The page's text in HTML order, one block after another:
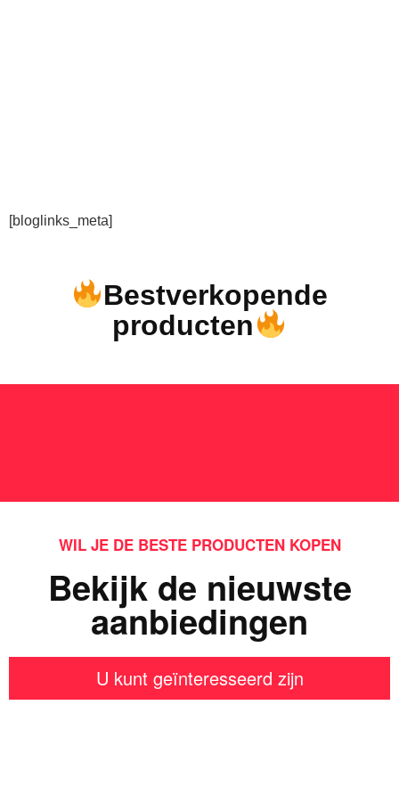
[bloglinks_meta]
Bestverkopende
producten
WIL JE DE BESTE PRODUCTEN KOPEN
Bekijk de nieuwste
aanbiedingen
U kunt geïnteresseerd zijn